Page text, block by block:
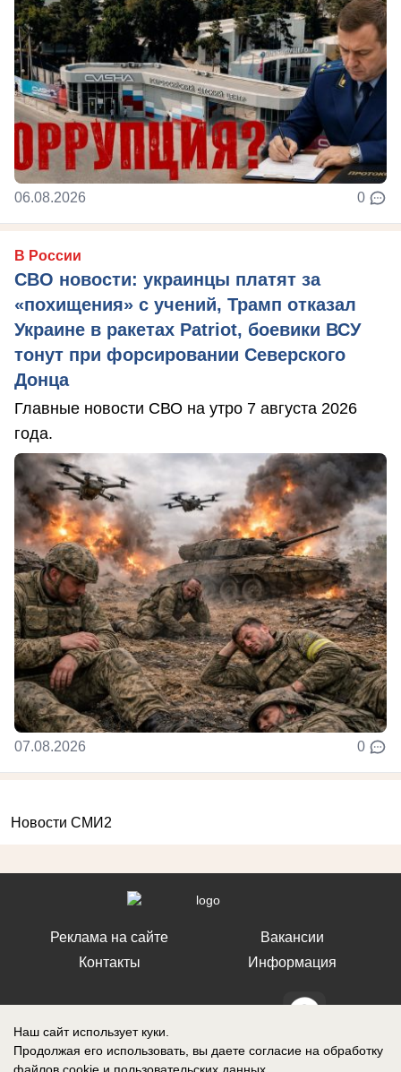
06.08.2026 0
В России
СВО новости: украинцы платят за
«похищения» с учений, Трамп отказал
Украине в ракетах Patriot, боевики ВСУ
тонут при форсировании Северского
Донца
Главные новости СВО на утро 7 августа 2026
года.
07.08.2026 0
Новости СМИ2
Реклама на сайте
Контакты
Вакансии
Информация
СМИ Блокнот Ставрополь зарегистрировано Федеральной службой по
Наш сайт использует куки.
Продолжая его использовать, вы даете согласие на обработку